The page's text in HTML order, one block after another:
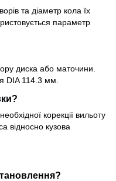
та діаметр кола їх
параметр
диска або маточини.
DIA 114.3 мм.
корекції вильоту
відносно кузова